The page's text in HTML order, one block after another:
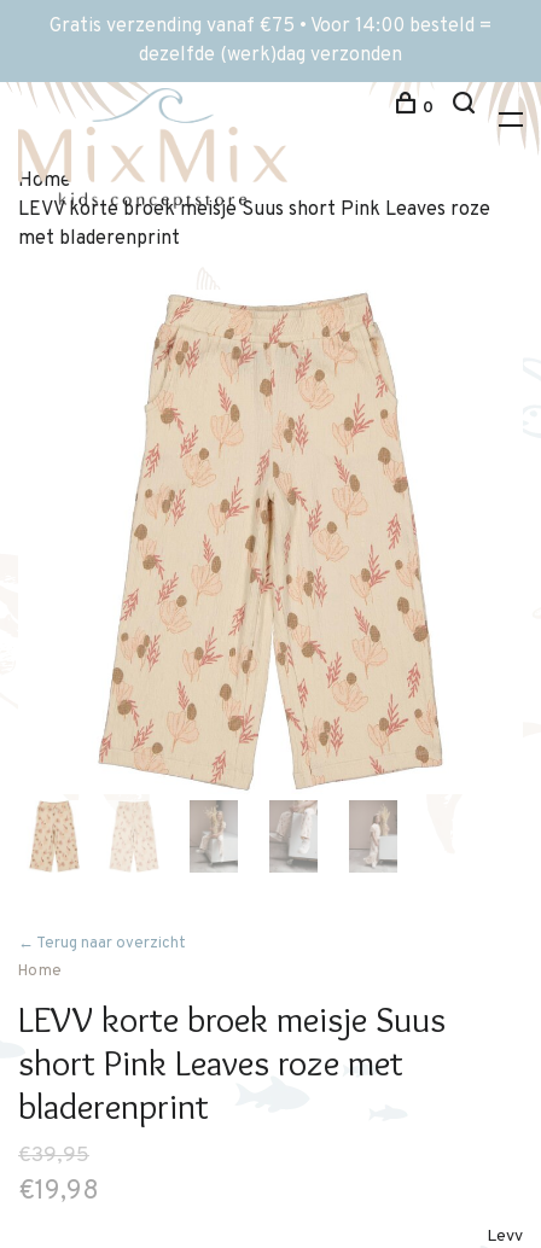
Gratis verzending vanaf €75 • Voor 14:00 besteld =
dezelfde (werk)dag verzonden
0
Home
LEVV korte broek meisje Suus short Pink Leaves roze
met bladerenprint
← Terug naar overzicht
Home
LEVV korte broek meisje Suus
short Pink Leaves roze met
bladerenprint
€39,95
€19,98
Levv